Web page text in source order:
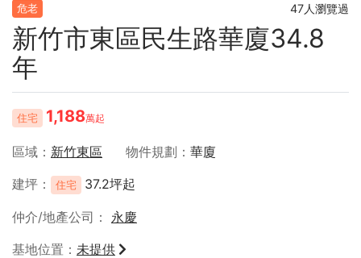
危老 47人瀏覽過
新竹市東區民生路華廈34.8
年
住宅 1,188萬起
區域 新竹東區 物件規劃
華廈
建坪
住宅 37.2坪起
仲介/地產公司
永慶
基地位置
未提供